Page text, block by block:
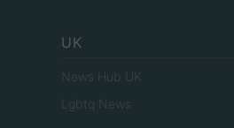
UK
News Hub UK
Lgbtq News